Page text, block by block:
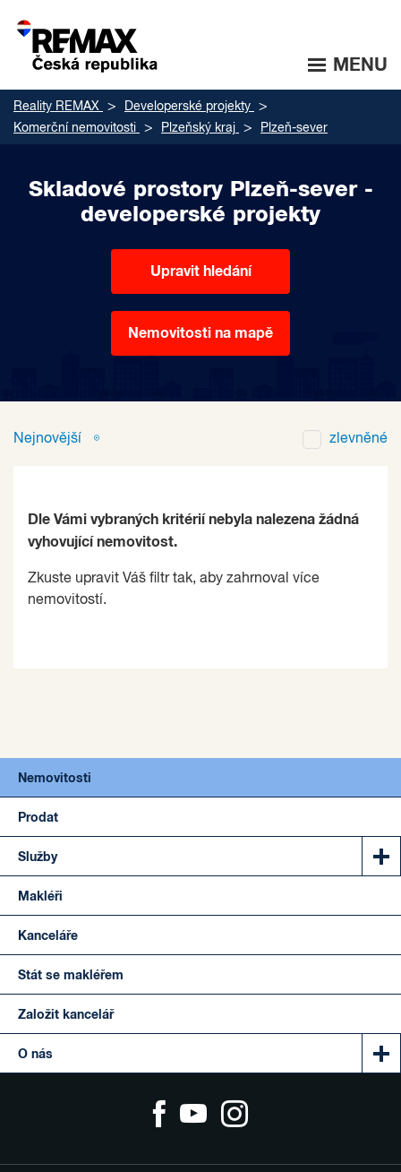
MENU
Reality REMAX
Developerské projekty
Komerční nemovitosti
Plzeňský kraj Plzeň-sever
Skladové prostory Plzeň-sever -
developerské projekty
Upravit hledání
Nemovitosti na mapě
Nejnovější zlevněné
Dle Vámi vybraných kritérií nebyla nalezena žádná
vyhovující nemovitost.
Zkuste upravit Váš filtr tak, aby zahrnoval více
nemovitostí.
Nemovitosti
Prodat
Služby
Makléři
Kanceláře
Stát se makléřem
Založit kancelář
O nás